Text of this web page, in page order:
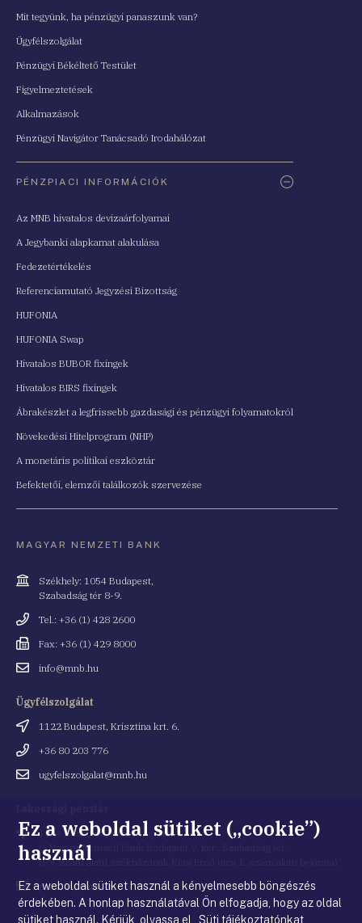
Mit tegyünk, ha pénzügyi panaszunk van?
Ügyfélszolgálat
Pénzügyi Békéltető Testület
Figyelmeztetések
Alkalmazások
Pénzügyi Navigátor Tanácsadó Irodahálózat
PÉNZPIACI INFORMÁCIÓK
Az MNB hivatalos devizaárfolyamai
A Jegybanki alapkamat alakulása
Fedezetértékelés
Referenciamutató Jegyzési Bizottság
HUFONIA
HUFONIA Swap
Hivatalos BUBOR fixingek
Hivatalos BIRS fixingek
Ábrakészlet a legfrissebb gazdasági és pénzügyi folyamatokról
Növekedési Hitelprogram (NHP)
A monetáris politikai eszköztár
Befektetői, elemzői találkozók szervezése
MAGYAR NEMZETI BANK
Cím
Székhely: 1054 Budapest,
Szabadság tér 8-9.
Telefonszám
Tel.: +36 (1) 428 2600
Fax
Fax: +36 (1) 429 8000
Emailinfo@mnb.hu
Ügyfélszolgálat
Cím
1122 Budapest, Krisztina krt. 6.
Telefonszám
+36 80 203 776
Emailugyfelszolgalat@mnb.hu
Cím 1054 Budapest, Kiss Ernő utca 1.
(a Magyar Nemzeti Bank Budapest V. ker., Szabadság tér
8-9. szám alatti székházának Kiss Ernő utca 1. szám alatti bejárata)
Email
cím
penztar@mnb.hu
Ez a weboldal sütiket („cookie”)
használ
Ez a weboldal sütiket használ a kényelmesebb böngészés
érdekében. A honlap használatával Ön elfogadja, hogy az oldal
sütiket használ. Kérjük, olvassa el Süti tájékoztatónkat